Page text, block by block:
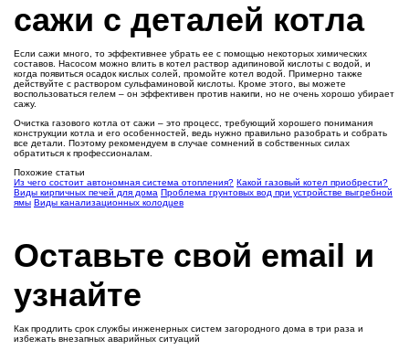
сажи с деталей котла
Если сажи много, то эффективнее убрать ее с помощью некоторых химических
составов. Насосом можно влить в котел раствор адипиновой кислоты с водой, и
когда появиться осадок кислых солей, промойте котел водой. Примерно также
действуйте с раствором сульфаминовой кислоты. Кроме этого, вы можете
воспользоваться гелем – он эффективен против накипи, но не очень хорошо убирает
сажу.
Очистка газового котла от сажи – это процесс, требующий хорошего понимания
конструкции котла и его особенностей, ведь нужно правильно разобрать и собрать
все детали. Поэтому рекомендуем в случае сомнений в собственных силах
обратиться к профессионалам.
Похожие статьи
Из чего состоит автономная система отопления? Какой газовый котел приобрести?
Виды кирпичных печей для дома Проблема грунтовых вод при устройстве выгребной
ямы Виды канализационных колодцев
Оставьте свой email и
узнайте
Как продлить срок службы инженерных систем загородного дома в три раза и
избежать внезапных аварийных ситуаций